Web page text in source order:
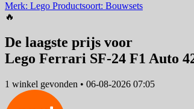
Merk: Lego Productsoort: Bouwsets
🔥
De laagste prijs voor
Lego Ferrari SF-24 F1 Auto
1 winkel gevonden • 06-08-2026 07:05